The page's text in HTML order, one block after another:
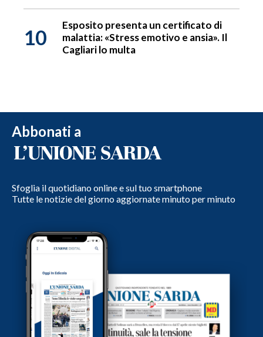
10
Esposito presenta un certificato di
malattia: «Stress emotivo e ansia». Il
Cagliari lo multa
Abbonati a
Sfoglia il quotidiano online e sul tuo smartphone
Tutte le notizie del giorno aggiornate minuto per minuto